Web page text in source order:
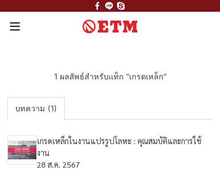
1 ผลลัพธ์สำหรับแท็ก "เกรดเหล็ก"
บทความ (1)
เกรดเหล็กในงานแปรรูปโลหะ : คุณสมบัติและการใช้
งาน
28 ส.ค. 2567